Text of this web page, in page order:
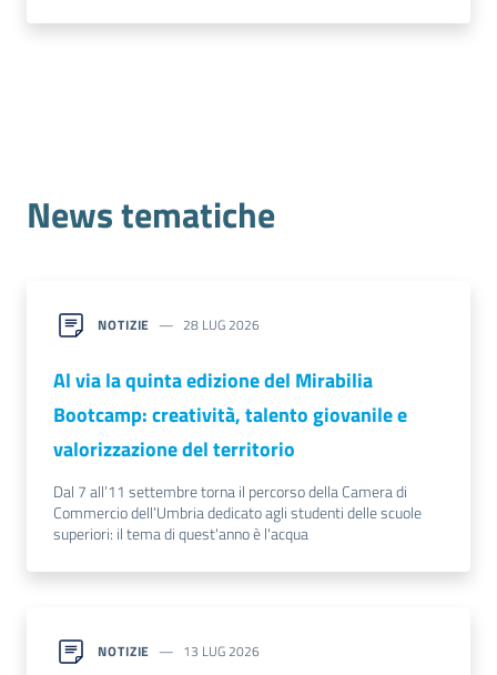
News tematiche
NOTIZIE 28 LUG 2026
Al via la quinta edizione del Mirabilia
Bootcamp: creatività, talento giovanile e
valorizzazione del territorio
Dal 7 all’11 settembre torna il percorso della Camera di
Commercio dell’Umbria dedicato agli studenti delle scuole
superiori: il tema di quest'anno è l'acqua
NOTIZIE 13 LUG 2026